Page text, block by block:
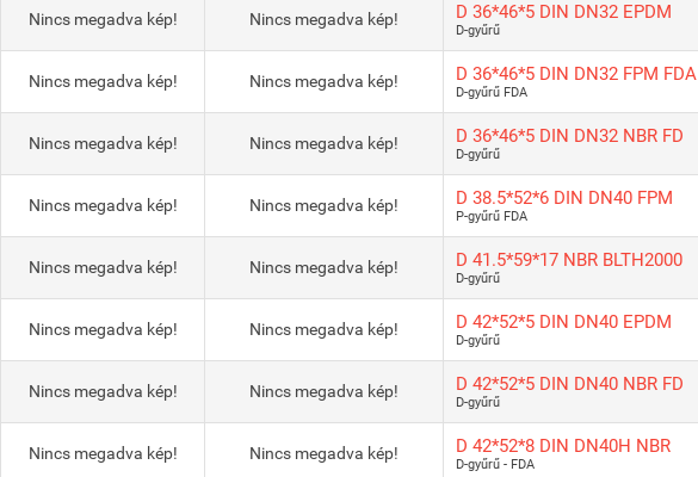
Nincs megadva kép! Nincs megadva kép! D 36*46*5 DIN DN32 EPDM
D-gyűrű
Nincs megadva kép! Nincs megadva kép! D 36*46*5 DIN DN32 FPM FDA
D-gyűrű FDA
Nincs megadva kép! Nincs megadva kép! D 36*46*5 DIN DN32 NBR FD
D-gyűrű
Nincs megadva kép! Nincs megadva kép! D 38.5*52*6 DIN DN40 FPM
P-gyűrű FDA
Nincs megadva kép! Nincs megadva kép! D 41.5*59*17 NBR BLTH2000
D-gyűrű
Nincs megadva kép! Nincs megadva kép! D 42*52*5 DIN DN40 EPDM
D-gyűrű
Nincs megadva kép! Nincs megadva kép! D 42*52*5 DIN DN40 NBR FD
D-gyűrű
Nincs megadva kép! Nincs megadva kép! D 42*52*8 DIN DN40H NBR
D-gyűrű - FDA